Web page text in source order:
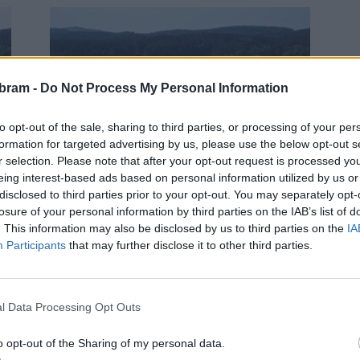
- Do Not Process My Personal Information
opt-out of the sale, sharing to third parties, or processing of your
for targeted advertising by us, please use the below opt-out
selection. Please note that after your opt-out request is processed
interest-based ads based on personal information utilized by us
to third parties prior to your opt-out. You may separately
of your personal information by third parties on the IAB’s list of
This information may also be disclosed by us to third parties on the
Participants that may further disclose it to other third parties.
Data Processing Opt Outs
opt-out of the Sharing of my personal data.
0
Sedlčansko
Do Prčice vyrazí pochodníci až
příští rok
Martin Poulíček - 12. 5. 2020 0
PRAHA/SEDLEC – PRČICE – Pandemie koronaviru
definitivně přeruší řadu ročníků slavného pochodu
Praha – Prčice. Letošní ročník se neuskuteční a do